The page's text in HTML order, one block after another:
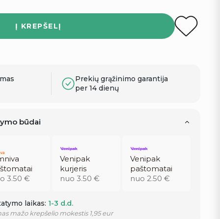
Į KREPŠELĮ
Prekių grąžinimo garantija
per 14 dienų
būdai
3.50 €
Venipak
kurjeris
nuo 3.50 €
Venipak
paštomatai
nuo 2.50 €
laikas: 1-3 d.d.
mažo krepšelio mokestis 1,95 eur